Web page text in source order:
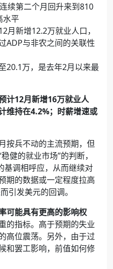
连续第二个月回升来到810
水平
月新增12.2万就业人口，
ADP与非农之间的关联性
20.1万，是去年2月以来最
计12月新增16万就业人
维持在4.2%； 时薪增速或
按兵不动的主流预期，但
健的就业市场”的判断，
基调相呼应，从而继续对
期的数据或一定程度拉高
引发美元的回调。
可能具有更高的影响权
的指标。高于预期的失业
高位震荡。另外，由于过
和罢工影响，前值如何修